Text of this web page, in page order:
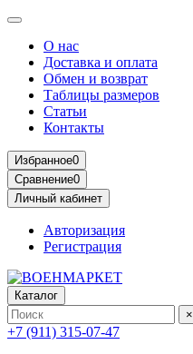
О нас
Доставка и оплата
Обмен и возврат
Таблицы размеров
Статьи
Контакты
Избранное0
Сравнение0
Личный кабинет
Авторизация
Регистрация
Каталог
×
+7 (911) 315-07-47